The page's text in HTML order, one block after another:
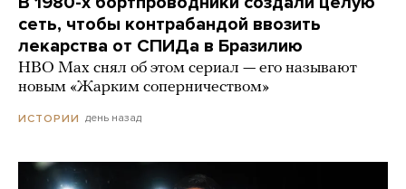
сеть, чтобы контрабандой ввозить
лекарства от СПИДа в Бразилию
HBO Max снял об этом сериал — его называют
новым «Жарким соперничеством»
ИСТОРИИ день назад